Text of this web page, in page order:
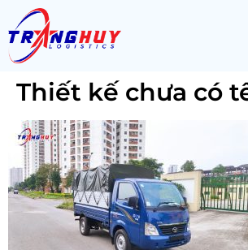
Thiết kế chưa có